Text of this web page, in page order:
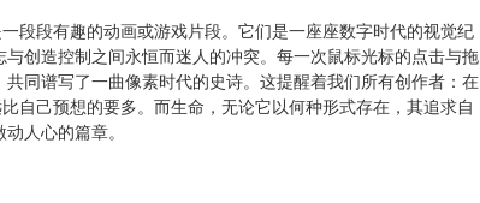
段段有趣的动画或游戏片段。它们是一座座数字时代的视觉纪
创造控制之间永恒而迷人的冲突。每一次鼠标光标的点击与拖
同谱写了一曲像素时代的史诗。这提醒着我们所有创作者：在
自己预想的要多。而生命，无论它以何种形式存在，其追求自
人心的篇章。